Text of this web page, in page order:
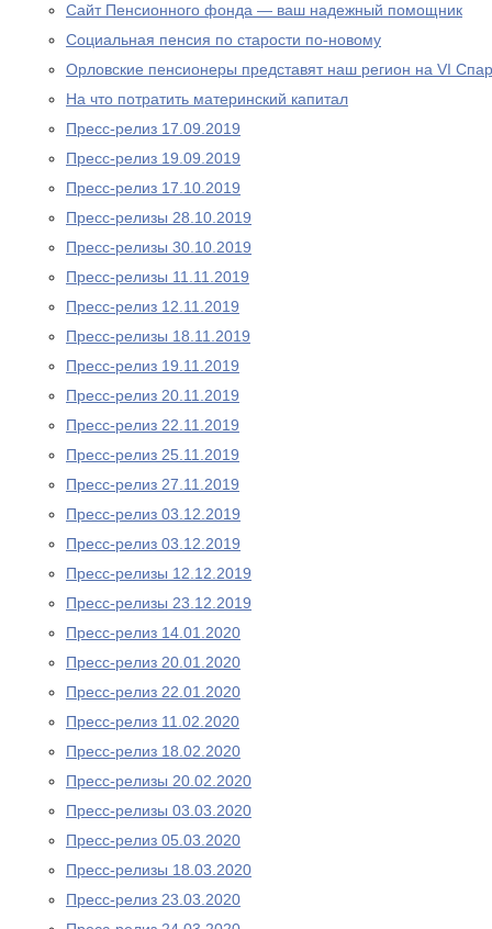
Сайт Пенсионного фонда — ваш надежный помощник
Социальная пенсия по старости по-новому
Орловские пенсионеры представят наш регион на VI
На что потратить материнский капитал
Пресс-релиз 17.09.2019
Пресс-релиз 19.09.2019
Пресс-релиз 17.10.2019
Пресс-релизы 28.10.2019
Пресс-релизы 30.10.2019
Пресс-релизы 11.11.2019
Пресс-релиз 12.11.2019
Пресс-релизы 18.11.2019
Пресс-релиз 19.11.2019
Пресс-релиз 20.11.2019
Пресс-релиз 22.11.2019
Пресс-релиз 25.11.2019
Пресс-релиз 27.11.2019
Пресс-релиз 03.12.2019
Пресс-релиз 03.12.2019
Пресс-релизы 12.12.2019
Пресс-релизы 23.12.2019
Пресс-релиз 14.01.2020
Пресс-релиз 20.01.2020
Пресс-релиз 22.01.2020
Пресс-релиз 11.02.2020
Пресс-релиз 18.02.2020
Пресс-релизы 20.02.2020
Пресс-релизы 03.03.2020
Пресс-релиз 05.03.2020
Пресс-релизы 18.03.2020
Пресс-релиз 23.03.2020